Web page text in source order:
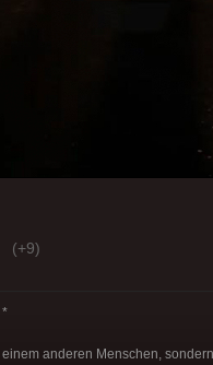
(+9)
anderen Menschen,